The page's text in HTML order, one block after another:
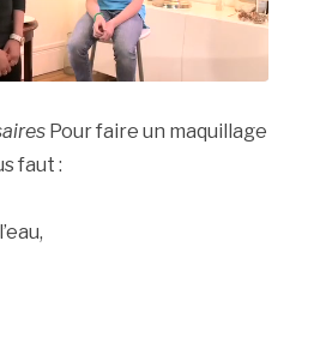
Pour faire un maquillage
faut :